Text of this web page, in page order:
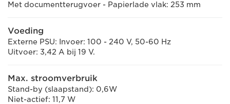
Met documentterugvoer - Papierlade vlak: 253 mm
Voeding
Externe PSU: Invoer: 100 - 240 V, 50-60 Hz
Uitvoer: 3,42 A bij 19 V.
Max. stroomverbruik
Stand-by (slaapstand): 0,6W
Niet-actief: 11,7 W